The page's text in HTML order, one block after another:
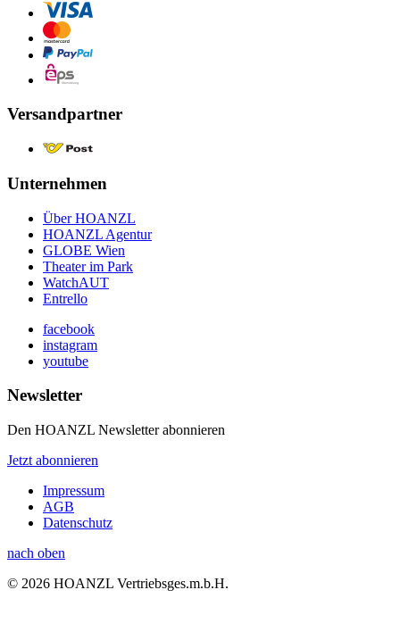
Versandpartner
Unternehmen
Über HOANZL
HOANZL Agentur
GLOBE Wien
Theater im Park
WatchAUT
Entrello
facebook
instagram
youtube
Newsletter
Den HOANZL Newsletter abonnieren
Jetzt abonnieren
Impressum
AGB
Datenschutz
nach oben
© 2026 HOANZL Vertriebsges.m.b.H.